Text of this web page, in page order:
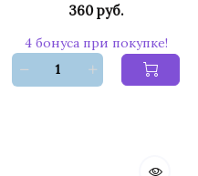
360 руб.
4 бонуса при покупке!